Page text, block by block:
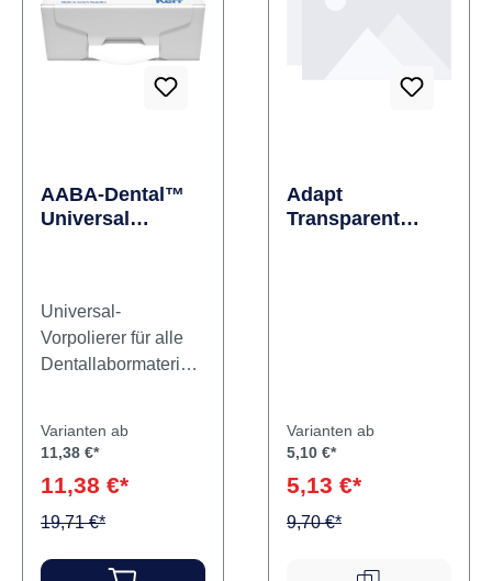
AABA-Dental™
Universal
schwarz, Figur
Kelch
Universal-
Vorpolierer für alle
Dentallabormateriali
Varianten ab
11,38 €*
11,38 €*
19,71 €*
Adapt
Transparent
Varianten ab
5,10 €*
5,13 €*
9,70 €*